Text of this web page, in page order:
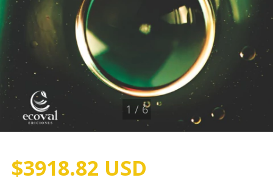
1 / 6
$3918.82 USD